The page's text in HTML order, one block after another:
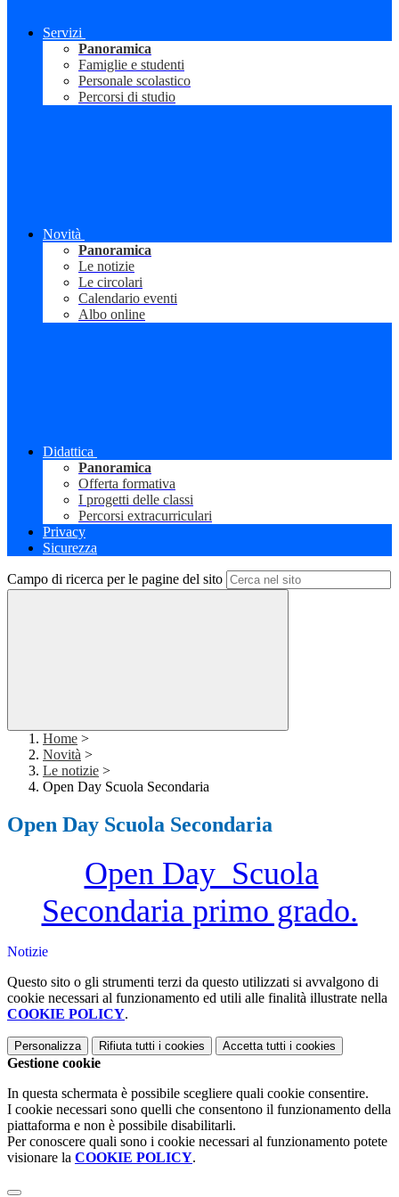
Servizi
Panoramica
Famiglie e studenti
Personale scolastico
Percorsi di studio
Novità
Panoramica
Le notizie
Le circolari
Calendario eventi
Albo online
Didattica
Panoramica
Offerta formativa
I progetti delle classi
Percorsi extracurriculari
Privacy
Sicurezza
Campo di ricerca per le pagine del sito
Home >
Novità >
Le notizie >
Open Day Scuola Secondaria
Open Day Scuola Secondaria
Open Day Scuola
Secondaria primo grado.
Notizie
Questo sito o gli strumenti terzi da questo utilizzati si avvalgono di
cookie necessari al funzionamento ed utili alle finalità illustrate nella
COOKIE POLICY.
Personalizza Rifiuta tutti i cookies Accetta tutti i cookies
Gestione cookie
In questa schermata è possibile scegliere quali cookie consentire.
I cookie necessari sono quelli che consentono il funzionamento della
piattaforma e non è possibile disabilitarli.
Per conoscere quali sono i cookie necessari al funzionamento potete
visionare la COOKIE POLICY.